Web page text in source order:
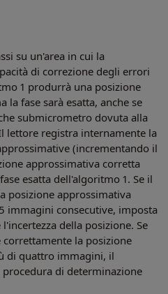
su un'area in cui la
di correzione degli errori
1 produrrà una posizione
la fase sarà esatta, anche se
submicrometro dovuta alla
lettore registra internamente la
(incrementando il
approssimativa corretta
esatta dell'algoritmo 1. Se il
posizione approssimativa
immagini consecutive, imposta
della posizione. Se
la posizione
di quattro immagini, il
di determinazione